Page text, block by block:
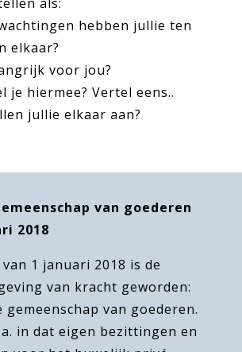
hebben jullie ten
elkaar?
voor jou?
je hiermee? Vertel eens..
jullie elkaar aan?
van goederen
2018
1 januari 2018 is de
van kracht geworden:
van goederen.
in dat eigen bezittingen en